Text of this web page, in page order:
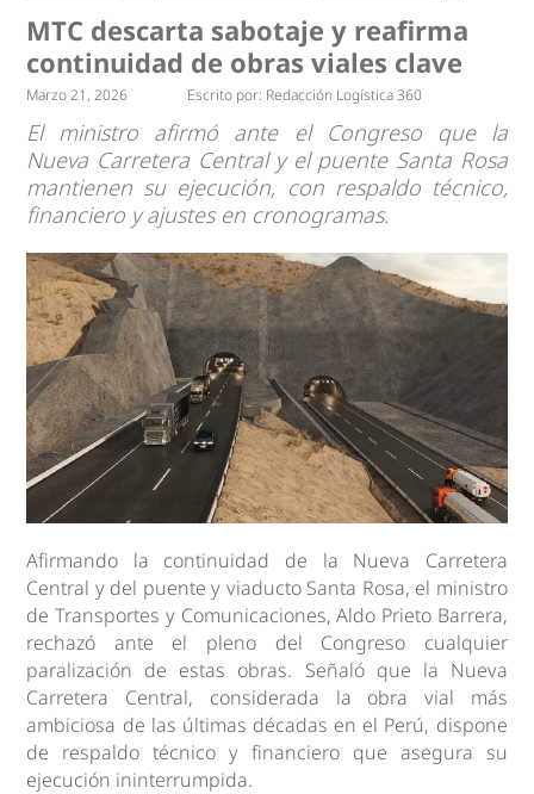
MTC descarta sabotaje y reafirma
continuidad de obras viales clave
Marzo 21, 2026 Escrito por: Redacción Logística 360
El ministro afirmó ante el Congreso que la
Nueva Carretera Central y el puente Santa Rosa
mantienen su ejecución, con respaldo técnico,
financiero y ajustes en cronogramas.
Afirmando la continuidad de la Nueva Carretera
Central y del puente y viaducto Santa Rosa, el ministro
de Transportes y Comunicaciones, Aldo Prieto Barrera,
rechazó ante el pleno del Congreso cualquier
paralización de estas obras. Señaló que la Nueva
Carretera Central, considerada la obra vial más
ambiciosa de las últimas décadas en el Perú, dispone
de respaldo técnico y financiero que asegura su
ejecución ininterrumpida.